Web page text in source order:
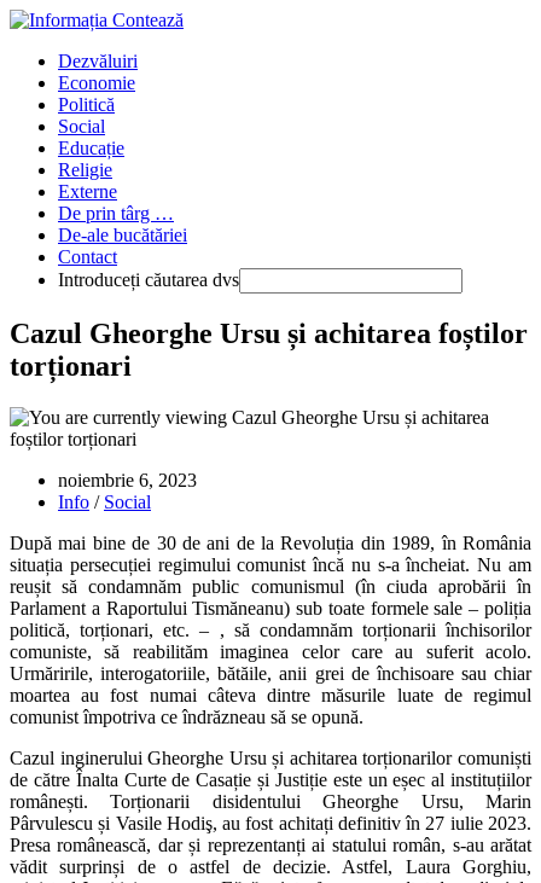
Skip
content
Main
Menu
Dezvăluiri
Economie
Politică
Social
Educație
Religie
Externe
De prin târg …
De-ale bucătăriei
Contact
Introduceți căutarea dvs
Press
Escape
to
the
Main
Menu
panel
Cazul Gheorghe Ursu și achitarea foștilor
torționari
Publicat:
noiembrie 6, 2023
Categorie:
Info / Social
După mai bine de 30 de ani de la Revoluția din 1989, în România
situația persecuției regimului comunist încă nu s-a încheiat. Nu am
reușit să condamnăm public comunismul (în ciuda aprobării în
Parlament a Raportului Tismăneanu) sub toate formele sale – poliția
politică, torționari, etc. – , să condamnăm torționarii închisorilor
comuniste, să reabilităm imaginea celor care au suferit acolo.
Urmăririle, interogatoriile, bătăile, anii grei de închisoare sau chiar
moartea au fost numai câteva dintre măsurile luate de regimul
comunist împotriva ce îndrăzneau să se opună.
Cazul inginerului Gheorghe Ursu și achitarea torționarilor comuniști
de către Înalta Curte de Casație și Justiție este un eșec al instituțiilor
românești. Torționarii disidentului Gheorghe Ursu, Marin
Pârvulescu și Vasile Hodiş, au fost achitați definitiv în 27 iulie 2023.
Presa românească, dar și reprezentanți ai statului român, s-au arătat
vădit surprinși de o astfel de decizie. Astfel, Laura Gorghiu,